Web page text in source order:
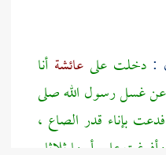
: دخلت على عائشة أنا
عن غسل رسول الله صلى
بإناء قدر الصاع ،
على رأسها ثلاثا .